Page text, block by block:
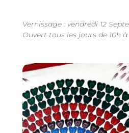
Vernissage : vendredi 12
Ouvert tous les jours de 10h à